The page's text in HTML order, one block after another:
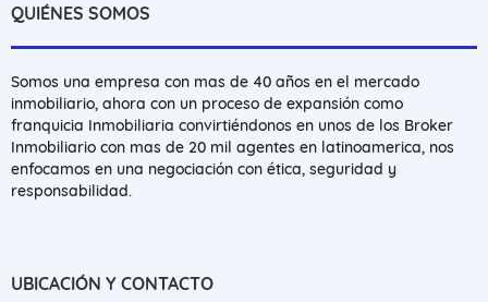
QUIÉNES SOMOS
Somos una empresa con mas de 40 años en el mercado
inmobiliario, ahora con un proceso de expansión como
franquicia Inmobiliaria convirtiéndonos en unos de los Broker
Inmobiliario con mas de 20 mil agentes en latinoamerica, nos
enfocamos en una negociación con ética, seguridad y
responsabilidad.
UBICACIÓN Y CONTACTO